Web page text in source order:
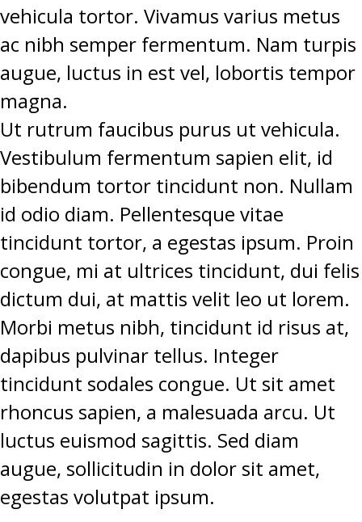
vehicula tortor. Vivamus varius metus
ac nibh semper fermentum. Nam turpis
augue, luctus in est vel, lobortis tempor
magna.
Ut rutrum faucibus purus ut vehicula.
Vestibulum fermentum sapien elit, id
bibendum tortor tincidunt non. Nullam
id odio diam. Pellentesque vitae
tincidunt tortor, a egestas ipsum. Proin
congue, mi at ultrices tincidunt, dui felis
dictum dui, at mattis velit leo ut lorem.
Morbi metus nibh, tincidunt id risus at,
dapibus pulvinar tellus. Integer
tincidunt sodales congue. Ut sit amet
rhoncus sapien, a malesuada arcu. Ut
luctus euismod sagittis. Sed diam
augue, sollicitudin in dolor sit amet,
egestas volutpat ipsum.